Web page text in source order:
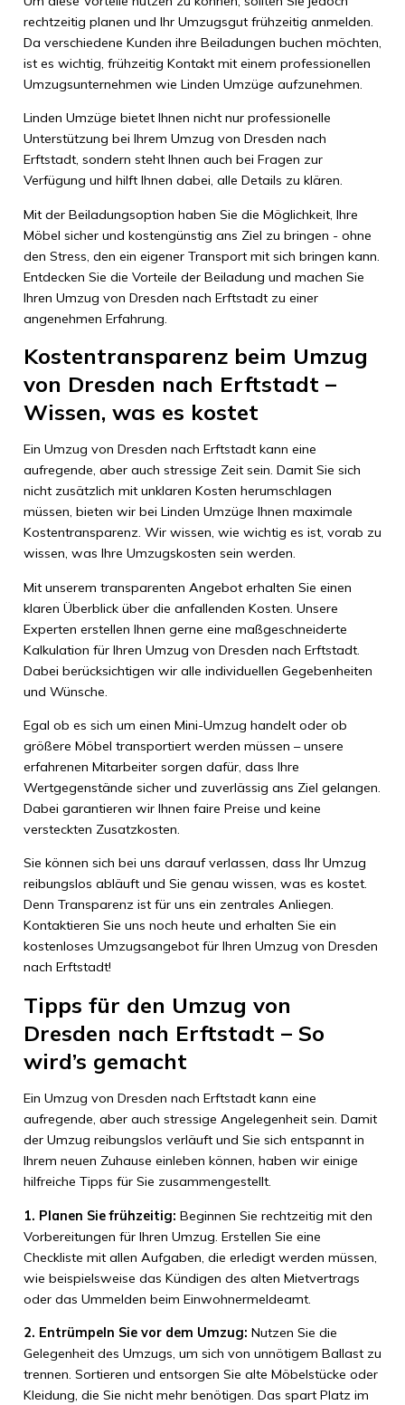
rechtzeitig planen und Ihr Umzugsgut frühzeitig anmelden.
Da verschiedene Kunden ihre Beiladungen buchen möchten,
ist es wichtig, frühzeitig Kontakt mit einem professionellen
Umzugsunternehmen wie Linden Umzüge aufzunehmen.
Linden Umzüge bietet Ihnen nicht nur professionelle
Unterstützung bei Ihrem Umzug von Dresden nach
Erftstadt, sondern steht Ihnen auch bei Fragen zur
Verfügung und hilft Ihnen dabei, alle Details zu klären.
Mit der Beiladungsoption haben Sie die Möglichkeit, Ihre
Möbel sicher und kostengünstig ans Ziel zu bringen - ohne
den Stress, den ein eigener Transport mit sich bringen kann.
Entdecken Sie die Vorteile der Beiladung und machen Sie
Ihren Umzug von Dresden nach Erftstadt zu einer
angenehmen Erfahrung.
Kostentransparenz beim Umzug
von Dresden nach Erftstadt –
Wissen, was es kostet
Ein Umzug von Dresden nach Erftstadt kann eine
aufregende, aber auch stressige Zeit sein. Damit Sie sich
nicht zusätzlich mit unklaren Kosten herumschlagen
müssen, bieten wir bei Linden Umzüge Ihnen maximale
Kostentransparenz. Wir wissen, wie wichtig es ist, vorab zu
wissen, was Ihre Umzugskosten sein werden.
Mit unserem transparenten Angebot erhalten Sie einen
klaren Überblick über die anfallenden Kosten. Unsere
Experten erstellen Ihnen gerne eine maßgeschneiderte
Kalkulation für Ihren Umzug von Dresden nach Erftstadt.
Dabei berücksichtigen wir alle individuellen Gegebenheiten
und Wünsche.
Egal ob es sich um einen Mini-Umzug handelt oder ob
größere Möbel transportiert werden müssen – unsere
erfahrenen Mitarbeiter sorgen dafür, dass Ihre
Wertgegenstände sicher und zuverlässig ans Ziel gelangen.
Dabei garantieren wir Ihnen faire Preise und keine
versteckten Zusatzkosten.
Sie können sich bei uns darauf verlassen, dass Ihr Umzug
reibungslos abläuft und Sie genau wissen, was es kostet.
Denn Transparenz ist für uns ein zentrales Anliegen.
Kontaktieren Sie uns noch heute und erhalten Sie ein
kostenloses Umzugsangebot für Ihren Umzug von Dresden
nach Erftstadt!
Tipps für den Umzug von
Dresden nach Erftstadt – So
wird’s gemacht
Ein Umzug von Dresden nach Erftstadt kann eine
aufregende, aber auch stressige Angelegenheit sein. Damit
der Umzug reibungslos verläuft und Sie sich entspannt in
Ihrem neuen Zuhause einleben können, haben wir einige
hilfreiche Tipps für Sie zusammengestellt.
1. Planen Sie frühzeitig: Beginnen Sie rechtzeitig mit den
Vorbereitungen für Ihren Umzug. Erstellen Sie eine
Checkliste mit allen Aufgaben, die erledigt werden müssen,
wie beispielsweise das Kündigen des alten Mietvertrags
oder das Ummelden beim Einwohnermeldeamt.
2. Entrümpeln Sie vor dem Umzug: Nutzen Sie die
Gelegenheit des Umzugs, um sich von unnötigem Ballast zu
trennen. Sortieren und entsorgen Sie alte Möbelstücke oder
Kleidung, die Sie nicht mehr benötigen. Das spart Platz im